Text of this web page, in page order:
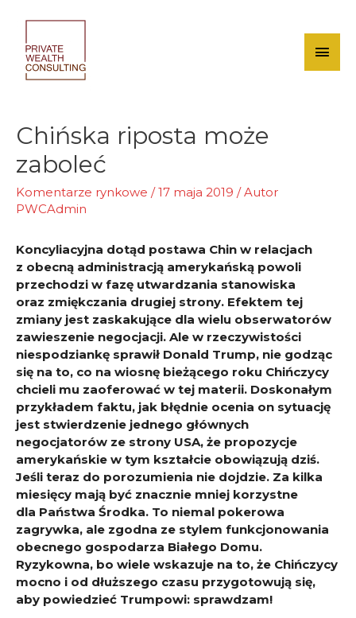
content
Main
Chińska riposta może
zaboleć
Komentarze rynkowe /17 maja 2019 / Autor
PWCAdmin
Koncyliacyjna dotąd postawa Chin w relacjach
z obecną administracją amerykańską powoli
przechodzi w fazę utwardzania stanowiska
oraz zmiękczania drugiej strony. Efektem tej
zmiany jest zaskakujące dla wielu obserwatorów
zawieszenie negocjacji. Ale w rzeczywistości
niespodziankę sprawił Donald Trump, nie godząc
się na to, co na wiosnę bieżącego roku Chińczycy
chcieli mu zaoferować w tej materii. Doskonałym
przykładem faktu, jak błędnie ocenia on sytuację
jest stwierdzenie jednego głównych
negocjatorów ze strony USA, że propozycje
amerykańskie w tym kształcie obowiązują dziś.
Jeśli teraz do porozumienia nie dojdzie. Za kilka
miesięcy mają być znacznie mniej korzystne
dla Państwa Środka. To niemal pokerowa
zagrywka, ale zgodna ze stylem funkcjonowania
obecnego gospodarza Białego Domu.
Ryzykowna, bo wiele wskazuje na to, że Chińczycy
mocno i od dłuższego czasu przygotowują się,
aby powiedzieć Trumpowi: sprawdzam!